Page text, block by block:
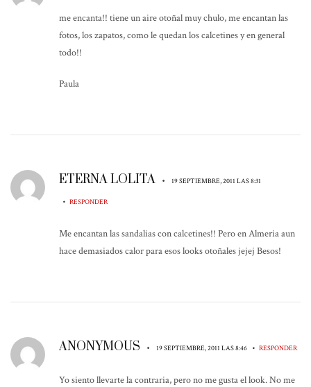
me encanta!! tiene un aire otoñal muy chulo, me encantan las
fotos, los zapatos, como le quedan los calcetines y en general
todo!!
Paula
ETERNA LOLITA • 19 SEPTIEMBRE, 2011 LAS 8:31
• RESPONDER
Me encantan las sandalias con calcetines!! Pero en Almeria aun
hace demasiados calor para esos looks otoñales jejej Besos!
ANONYMOUS • 19 SEPTIEMBRE, 2011 LAS 8:46 • RESPONDER
Yo siento llevarte la contraria, pero no me gusta el look. No me